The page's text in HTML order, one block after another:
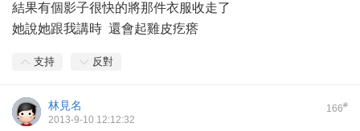
結果有個影子很快的將那件衣服收走了
她說她跟我講時 還會起雞皮疙瘩
支持 反對
166#
林見名
2013-9-10 12:12:32